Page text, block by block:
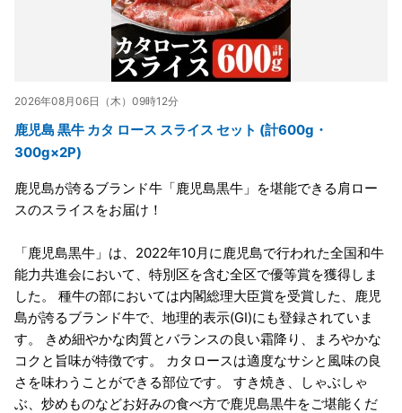
2026年08月06日（木）09時12分
鹿児島 黒牛 カタ ロース スライス セット (計600g・
300g×2P)
鹿児島が誇るブランド牛「鹿児島黒牛」を堪能できる肩ロー
スのスライスをお届け！
「鹿児島黒牛」は、2022年10月に鹿児島で行われた全国和牛
能力共進会において、特別区を含む全区で優等賞を獲得しま
した。 種牛の部においては内閣総理大臣賞を受賞した、鹿児
島が誇るブランド牛で、地理的表示(GI)にも登録されていま
す。 きめ細やかな肉質とバランスの良い霜降り、まろやかな
コクと旨味が特徴です。 カタロースは適度なサシと風味の良
さを味わうことができる部位です。 すき焼き、しゃぶしゃ
ぶ、炒めものなどお好みの食べ方で鹿児島黒牛をご堪能くだ